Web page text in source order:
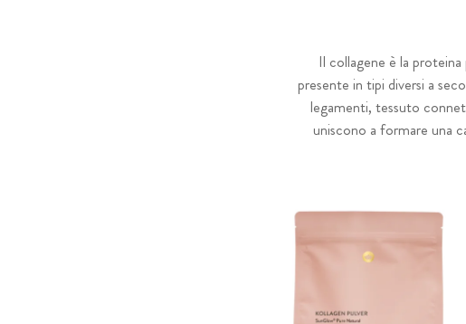
Il collagene è la
presente in tipi diversi a
legamenti, tessuto
uniscono a formare una